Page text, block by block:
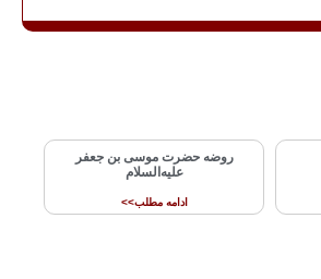
روضه حضرت موسی بن جعفر
علیه‌السلام
ادامه مطلب>>